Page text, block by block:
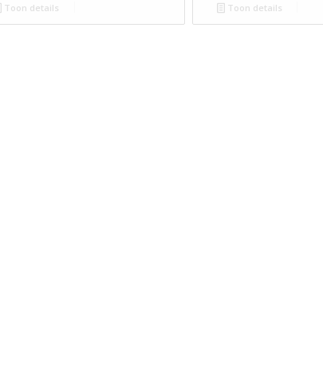
Toon details Toon details